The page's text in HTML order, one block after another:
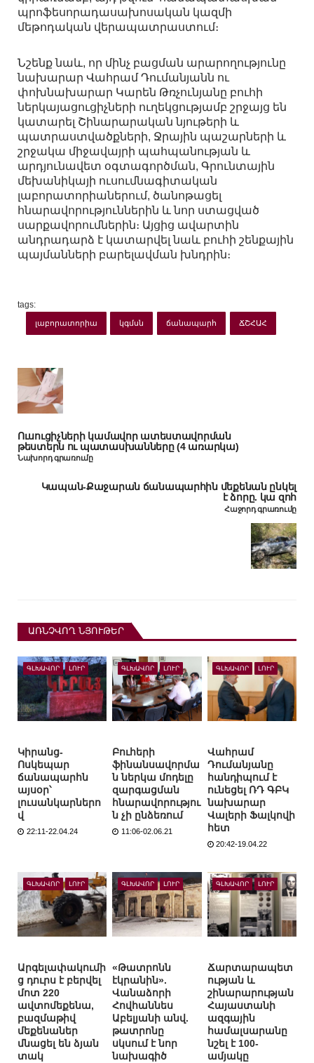
պրոֆեսորադասախոսական կազմի
մեթոդական վերապատրաստում։
Նշենք նաև, որ մինչ բացման արարողությունը
նախարար Վահրամ Դումանյանն ու
փոխնախարար Կարեն Թռչունյանը բուհի
ներկայացուցիչների ուղեկցությամբ շրջայց են
կատարել Շինարարական նյութերի և
պատրաստվածքների, Ջրային պաշարների և
շրջակա միջավայրի պահպանության և
արդյունավետ օգտագործման, Գրունտային
մեխանիկայի ուսումնագիտական
լաբորատորիաներում, ծանոթացել
հնարավորություններին և նոր ստացված
սարքավորումներին։ Այցից ավարտին
անդրադարձ է կատարվել նաև բուհի շենքային
պայմանների բարելավման խնդրին։
tags:
լաբորատորիա կգմսն ճանապարհ ՃՇՀԱՀ
Ուսուցիչների կամավոր ատեստավորման
թեստերն ու պատասխանները (4 առարկա)
Նախորդ գրառումը
Կապան-Քաջարան ճանապարհին մեքենան ընկել
է ձորը. կա զոհ
Հաջորդ գրառումը
ԱՌՆՉՎՈՂ ՆՅՈՒԹԵՐ
ԳԼԽԱՎՈՐ ԼՈՒՐ
Կիրանց-
Ոսկեպար
ճանապարհն
այսօր՝
լուսանկարներո
վ
22:11-22.04.24
ԳԼԽԱՎՈՐ ԼՈՒՐ
Բուհերի
ֆինանսավորմա
ն ներկա մոդելը
զարգացման
հնարավորությու
ն չի ընձեռում
11:06-02.06.21
ԳԼԽԱՎՈՐ ԼՈՒՐ
Վահրամ
Դումանյանը
հանդիպում է
ունեցել ՌԴ ԳԲԿ
նախարար
Վալերի Ֆալկովի
հետ
20:42-19.04.22
ԳԼԽԱՎՈՐ ԼՈՒՐ
Արգելափակումի
ց դուրս է բերվել
մոտ 220
ավտոմեքենա,
բազմաթիվ
մեքենաներ
մնացել են ձյան
տակ
ԳԼԽԱՎՈՐ ԼՈՒՐ
«Թատրոնն
էկրանին».
Վանաձորի
Հովհաննես
Աբելյանի անվ.
թատրոնը
սկսում է նոր
նախագիծ
ԳԼԽԱՎՈՐ ԼՈՒՐ
Ճարտարապետ
ության և
շինարարության
Հայաստանի
ազգային
համալսարանը
նշել է 100-
ամյակը